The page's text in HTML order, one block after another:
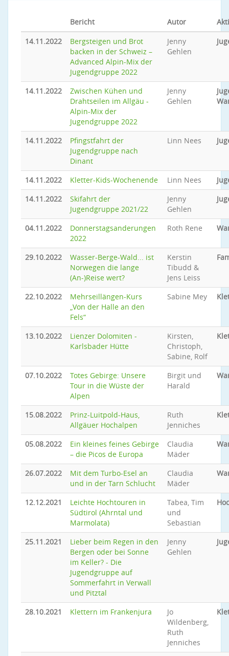
Bericht Autor
14.11.2022
Bergsteigen und Brot
backen in der Schweiz –
Advanced Alpin-Mix der
Jugendgruppe 2022
Jenny
Gehlen
14.11.2022
Zwischen Kühen und
Drahtseilen im Allgäu -
Alpin-Mix der
Jugendgruppe 2022
Jenny
Gehlen
14.11.2022
Pfingstfahrt der
Jugendgruppe nach
Dinant
Linn Nees
14.11.2022 Kletter-Kids-Wochenende Linn Nees
14.11.2022
Skifahrt der
Jugendgruppe 2021/22
Jenny
Gehlen
04.11.2022
Donnerstagsanderungen
2022
Roth Rene
29.10.2022
Wasser-Berge-Wald... ist
Norwegen die lange
(An-)Reise wert?
Kerstin
Tibudd &
Jens Leiss
22.10.2022
Mehrseillängen-Kurs
„Von der Halle an den
Fels“
Sabine Mey
13.10.2022
Lienzer Dolomiten -
Karlsbader Hütte
Kirsten,
Christoph,
Sabine, Rolf
07.10.2022
Totes Gebirge: Unsere
Tour in die Wüste der
Alpen
Birgit und
Harald
15.08.2022
Prinz-Luitpold-Haus,
Allgäuer Hochalpen
Ruth
Jenniches
05.08.2022
Ein kleines feines Gebirge
– die Picos de Europa
Claudia
Mäder
26.07.2022
Mit dem Turbo-Esel an
und in der Tarn Schlucht
Claudia
Mäder
12.12.2021
Leichte Hochtouren in
Südtirol (Ahrntal und
Marmolata)
Tabea, Tim
und
Sebastian
25.11.2021
Lieber beim Regen in den
Bergen oder bei Sonne
im Keller? - Die
Jugendgruppe auf
Sommerfahrt in Verwall
und Pitztal
Jenny
Gehlen
28.10.2021 Klettern im Frankenjura
Jo
Wildenberg,
Ruth
Jenniches